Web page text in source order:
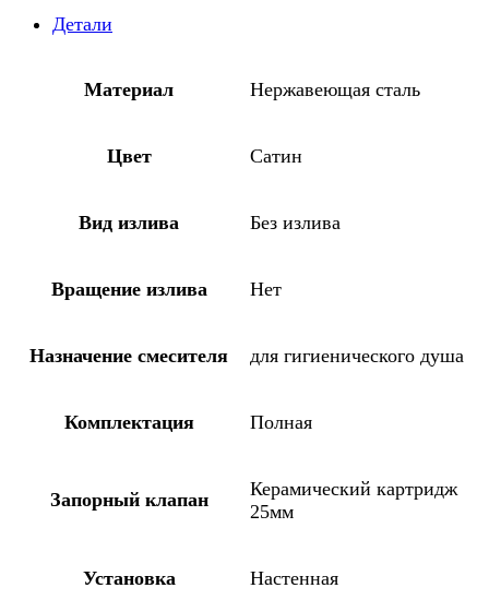
Детали
Материал Нержавеющая сталь
Цвет Сатин
Вид излива Без излива
Вращение излива Нет
Назначение смесителя для гигиенического душа
Комплектация Полная
Запорный клапан
Керамический картридж
25мм
Установка Настенная